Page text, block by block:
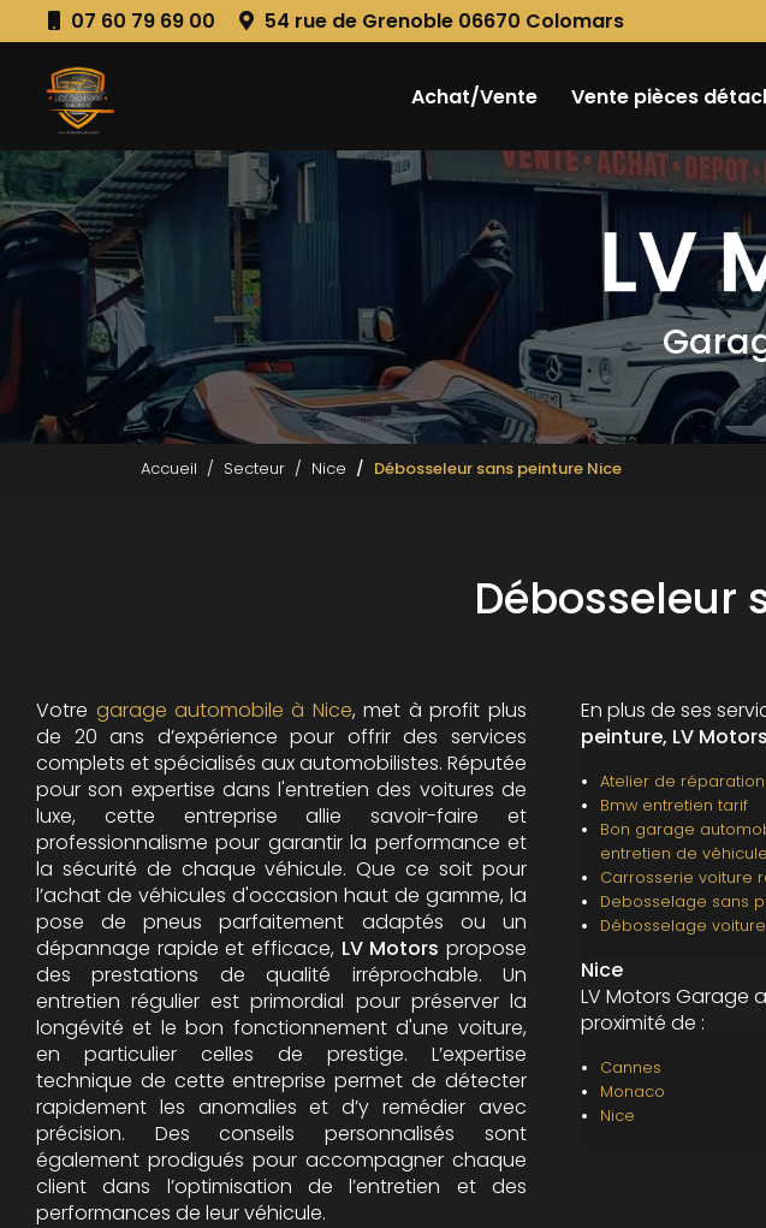
au
contenu
principal
07 60 79 69 00 54 rue de Grenoble 06670 Colomars
Achat/Vente
Vente pièces
Accueil Secteur Nice Débosseleur sans peinture Nice
Débosseleur
Votre garage automobile à Nice, met à profit plus
de 20 ans d’expérience pour offrir des services
complets et spécialisés aux automobilistes. Réputée
pour son expertise dans l'entretien des voitures de
luxe, cette entreprise allie savoir-faire et
professionnalisme pour garantir la performance et
la sécurité de chaque véhicule. Que ce soit pour
l’achat de véhicules d'occasion haut de gamme, la
pose de pneus parfaitement adaptés ou un
dépannage rapide et efficace, LV Motors propose
des prestations de qualité irréprochable. Un
entretien régulier est primordial pour préserver la
longévité et le bon fonctionnement d'une voiture,
en particulier celles de prestige. L’expertise
technique de cette entreprise permet de détecter
rapidement les anomalies et d’y remédier avec
précision. Des conseils personnalisés sont
également prodigués pour accompagner chaque
client dans l’optimisation de l’entretien et des
performances de leur véhicule.
En plus de ses
peinture, LV Motors
Atelier de
Bmw entretien tarif
Bon garage
entretien de véhicule
Carrosserie voiture
Debosselage sans
Débosselage
Nice
LV Motors Garage
proximité de :
Cannes
Monaco
Nice